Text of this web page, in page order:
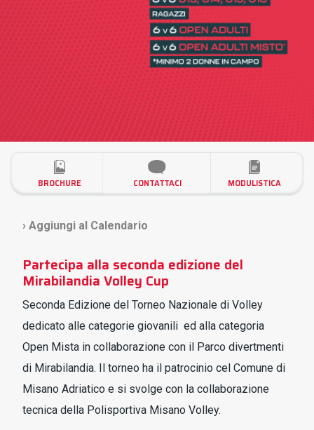
BROCHURE MODULISTICA
CONTATTACI
› Aggiungi al Calendario
Partecipa alla seconda edizione del
Mirabilandia Volley Cup
Seconda Edizione del Torneo Nazionale di Volley
dedicato alle categorie giovanili ed alla categoria
Open Mista in collaborazione con il Parco divertmenti
di Mirabilandia. Il torneo ha il patrocinio cel Comune di
Misano Adriatico e si svolge con la collaborazione
tecnica della Polisportiva Misano Volley.